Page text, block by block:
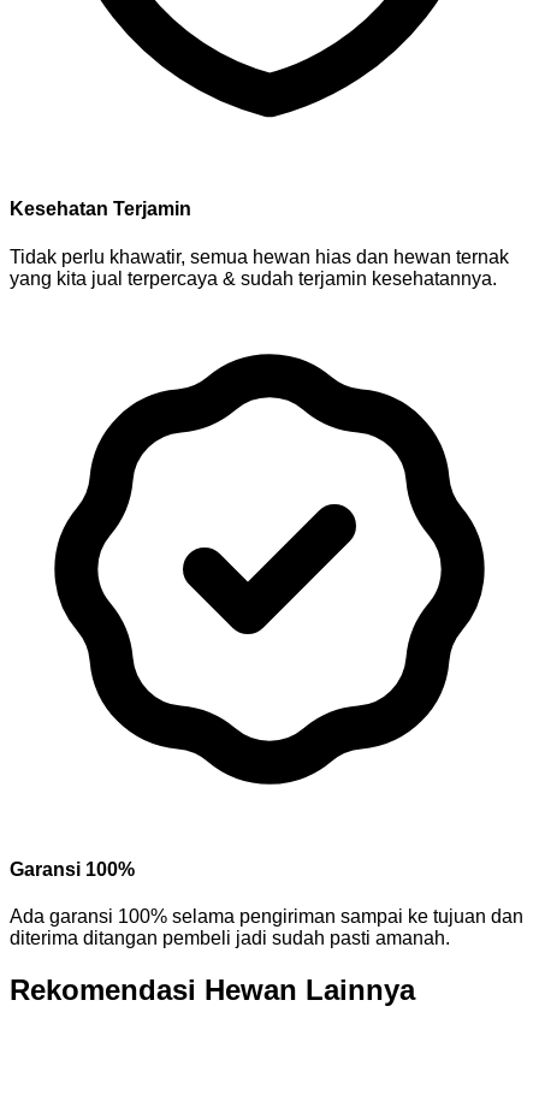
Kesehatan Terjamin
Tidak perlu khawatir, semua hewan hias dan hewan ternak
yang kita jual terpercaya & sudah terjamin kesehatannya.
Garansi 100%
Ada garansi 100% selama pengiriman sampai ke tujuan dan
diterima ditangan pembeli jadi sudah pasti amanah.
Rekomendasi Hewan Lainnya